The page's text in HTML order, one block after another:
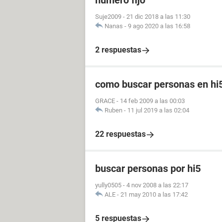
Suje2009 - 21 dic 2018 a las 11:30
Nanas - 9 ago 2020 a las 16:58
2 respuestas
como buscar personas en
GRACE - 14 feb 2009 a las 00:03
Ruben - 11 jul 2019 a las 02:04
22 respuestas
buscar personas por hi5
yully0505 - 4 nov 2008 a las 22:17
ALE - 21 may 2010 a las 17:42
5 respuestas